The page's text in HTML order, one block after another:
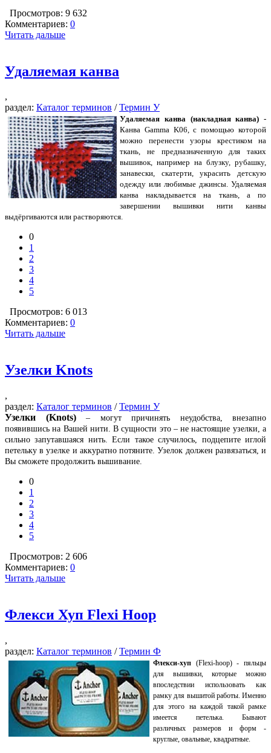
Просмотров: 9 632
Комментариев: 0
Читать дальше
Удаляемая канва
,
раздел: Каталог терминов /Термин У
Удаляемая канва (накладная канва) -
Канва Gamma K06, с помощью которой
можно перенести узоры крестиком на
ткань, не предназначенную для таких
вышивок, например на блузку, рубашку,
занавески, скатерти, украсить детскую
одежду или любимые джинсы. Удаляемая
канва накладывается на ткань, а по
завершении вышивки нити канвы
выдёргиваются или растворяются.
0
1
2
3
4
5
Просмотров: 6 013
Комментариев: 0
Читать дальше
Узелки Knots
,
раздел: Каталог терминов /Термин У
Узелки (Knots)– могут причинять неудобства, внезапно
появившись на Вашей нити. В сущности это – не настоящие узелки, а
сильно запутавшаяся нить. Если такое случилось, подцепите иглой
петельку в узелке и аккуратно потяните. Узелок должен развязаться, и
Вы сможете продолжить вышивание.
0
1
2
3
4
5
Просмотров: 2 606
Комментариев: 0
Читать дальше
Флекси Хуп Flexi Hoop
,
раздел: Каталог терминов /Термин Ф
Флекси-хуп (Flexi-hoop) - пяльцы
для вышивки, которые можно
впоследствии использовать как
рамку для вышитой работы. Именно
для этого на каждой такой рамке
имеется петелька. Бывают
различных размеров и форм -
круглые, овальные, квадратные.